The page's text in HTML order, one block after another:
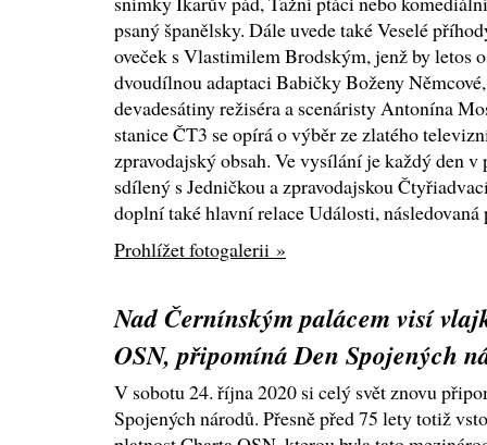
psaný španělsky. Dále uvede také Veselé
oveček s Vlastimilem Brodským, jenž by letos
dvoudílnou adaptaci Babičky Boženy
devadesátiny režiséra a scenáristy Antonína
stanice ČT3 se opírá o výběr ze zlatého
zpravodajský obsah. Ve vysílání je každý den
sdílený s Jedničkou a zpravodajskou
doplní také hlavní relace Události,
Prohlížet fotogalerii »
Nad Černínským palácem visí
OSN, připomíná Den Spojených
V sobotu 24. října 2020 si celý svět znovu
Spojených národů. Přesně před 75 lety totiž